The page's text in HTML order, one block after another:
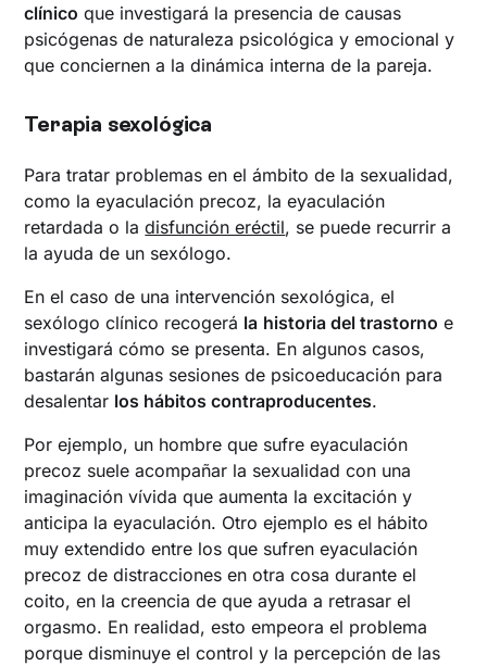
clínico que investigará la presencia de causas
psicógenas de naturaleza psicológica y emocional y
que conciernen a la dinámica interna de la pareja.
Terapia sexológica
Para tratar problemas en el ámbito de la sexualidad,
como la eyaculación precoz, la eyaculación
retardada o ladisfunción eréctil, se puede recurrir a
la ayuda de un sexólogo.
En el caso de una intervención sexológica, el
sexólogo clínico recogerá la historia del trastorno e
investigará cómo se presenta. En algunos casos,
bastarán algunas sesiones de psicoeducación para
desalentar los hábitos contraproducentes.
Por ejemplo, un hombre que sufre eyaculación
precoz suele acompañar la sexualidad con una
imaginación vívida que aumenta la excitación y
anticipa la eyaculación. Otro ejemplo es el hábito
muy extendido entre los que sufren eyaculación
precoz de distracciones en otra cosa durante el
coito, en la creencia de que ayuda a retrasar el
orgasmo. En realidad, esto empeora el problema
porque disminuye el control y la percepción de las